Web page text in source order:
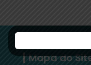
Mapa do